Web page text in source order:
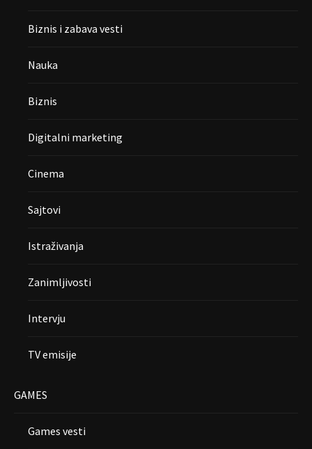
Biznis i zabava vesti
Nauka
Biznis
Digitalni marketing
Cinema
Sajtovi
Istraživanja
Zanimljivosti
Intervju
TV emisije
GAMES
Games vesti